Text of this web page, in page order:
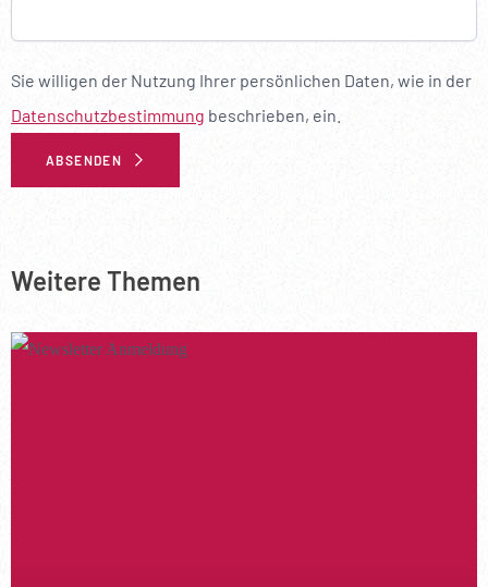
--
Sie willigen der Nutzung Ihrer persönlichen Daten, wie in der
Datenschutzbestimmung beschrieben, ein.
ABSENDEN
Weitere Themen